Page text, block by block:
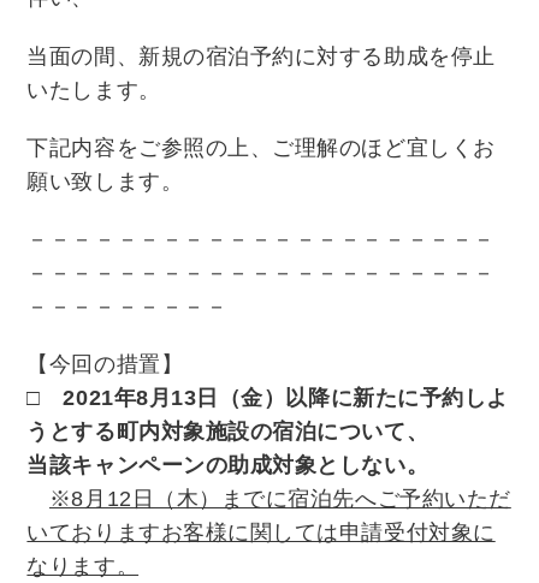
当面の間、新規の宿泊予約に対する助成を停止
いたします。
下記内容をご参照の上、ご理解のほど宜しくお
願い致します。
－－－－－－－－－－－－－－－－－－－－－
－－－－－－－－－－－－－－－－－－－－－
－－－－－－－－－
【今回の措置】
□ 2021年8月13日（金）以降に新たに予約しよ
うとする町内対象施設の宿泊について、
当該キャンペーンの助成対象としない。
※8月12日（木）までに宿泊先へご予約いただ
いておりますお客様に関しては申請受付対象に
なります。